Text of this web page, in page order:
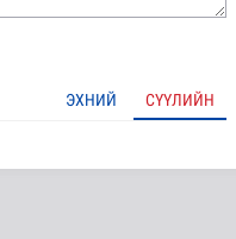
ЭХНИЙ СҮҮЛИЙН